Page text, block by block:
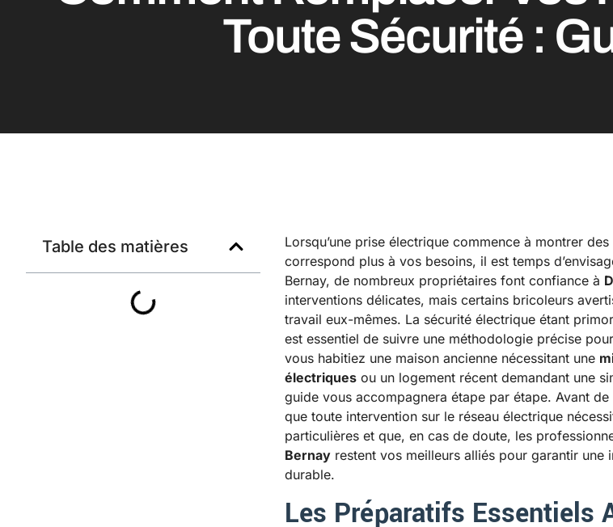
Toute Sécurité :
Table des matières
Lorsqu’une prise électrique commence à montrer
correspond plus à vos besoins, il est temps
Bernay, de nombreux propriétaires font confiance à
interventions délicates, mais certains bricoleurs
travail eux-mêmes. La sécurité électrique étant
est essentiel de suivre une méthodologie précise
vous habitiez une maison ancienne nécessitant une
électriques ou un logement récent demandant une
guide vous accompagnera étape par étape. Avant
que toute intervention sur le réseau électrique
particulières et que, en cas de doute, les
Bernay restent vos meilleurs alliés pour garantir une
durable.
Les Préparatifs Essentiels